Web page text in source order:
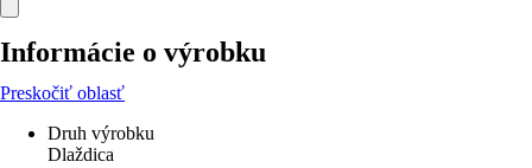
Informácie o výrobku
Preskočiť oblasť
Druh výrobku
Dlaždica